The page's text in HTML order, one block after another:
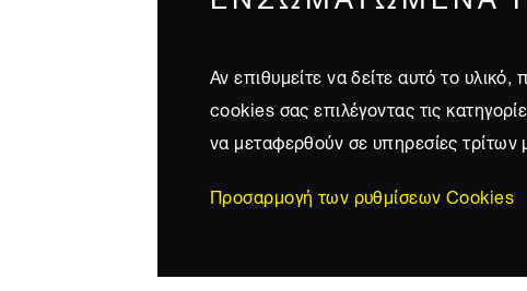
Αν επιθυμείτε να δείτε αυτό το
cookies σας επιλέγοντας τις
να μεταφερθούν σε υπηρεσίες
Προσαρμογή των ρυθμίσεων Cookies